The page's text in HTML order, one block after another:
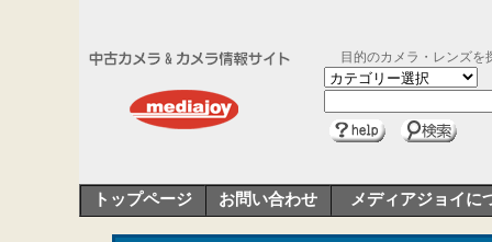
目的のカメラ・レンズを
トップページ お問い合わせ メディアジョイに